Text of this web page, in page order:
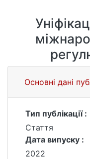
Основні дані
Тип публікації :
Стаття
Дата випуску :
2022